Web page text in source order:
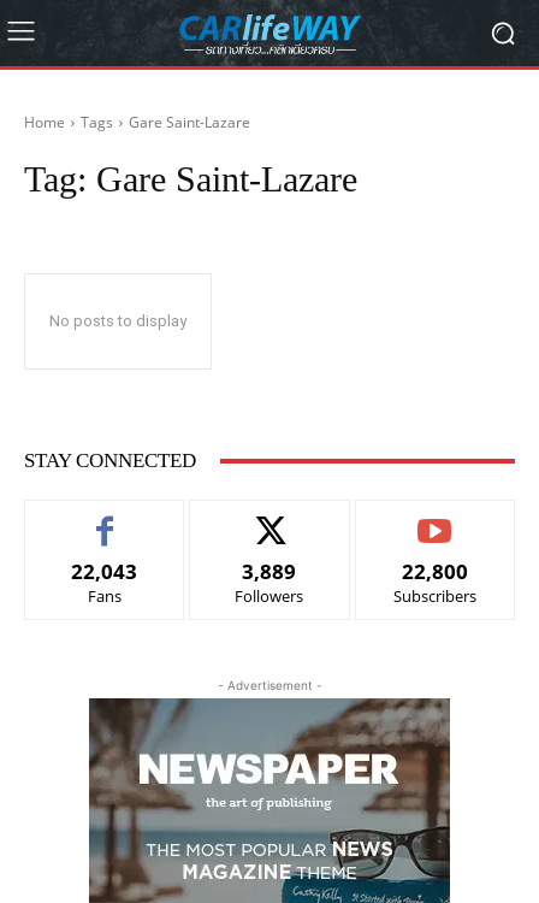
Home Tags Gare Saint-Lazare
Tag: Gare Saint-Lazare
No posts to display
STAY CONNECTED
22,043
Fans
3,889
Followers
22,800
Subscribers
- Advertisement -